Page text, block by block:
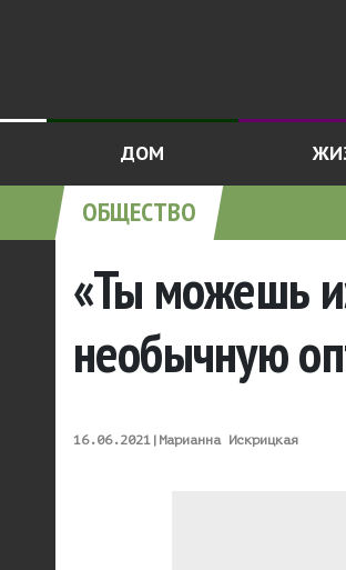
ДОМ
ОБЩЕСТВО
«Ты можешь
необычную
16.06.2021 | Марианна Искрицкая